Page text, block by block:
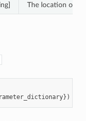
The location of
})